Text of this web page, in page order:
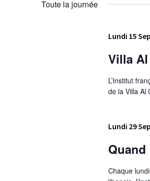
Évènementsdate.
Toute la journée
Lundi 15
Villa
L’Institut
de la Villa Al
Lundi 29
Chaque